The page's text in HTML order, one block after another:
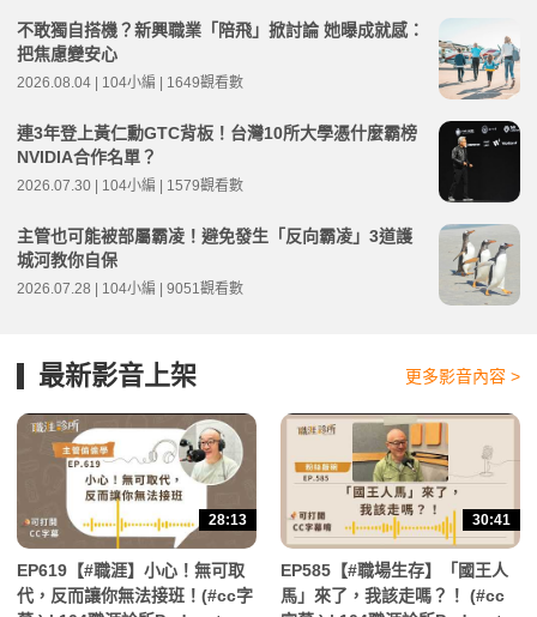
不敢獨自搭機？新興職業「陪飛」掀討論 她曝成就感：
把焦慮變安心
2026.08.04 | 104小編 | 1649觀看數
連3年登上黃仁勳GTC背板！台灣10所大學憑什麼霸榜
NVIDIA合作名單？
2026.07.30 | 104小編 | 1579觀看數
主管也可能被部屬霸凌！避免發生「反向霸凌」3道護
城河教你自保
2026.07.28 | 104小編 | 9051觀看數
最新影音上架 更多影音內容 >
28:13
EP619【#職涯】小心！無可取
代，反而讓你無法接班！(#cc字
30:41
EP585【#職場生存】「國王人
馬」來了，我該走嗎？！ (#cc